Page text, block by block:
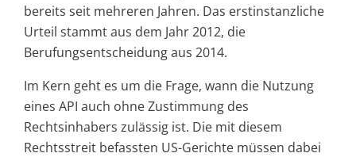
bereits seit mehreren Jahren. Das erstinstanzliche
Urteil stammt aus dem Jahr 2012, die
Berufungsentscheidung aus 2014.
Im Kern geht es um die Frage, wann die Nutzung
eines API auch ohne Zustimmung des
Rechtsinhabers zulässig ist. Die mit diesem
Rechtsstreit befassten US-Gerichte müssen dabei